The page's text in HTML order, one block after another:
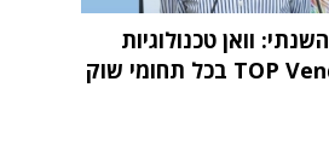
מחקר STKI השנתי: וואן טכנולוגיות
דורגה כ-TOP Vendor בכל תחומי שוק